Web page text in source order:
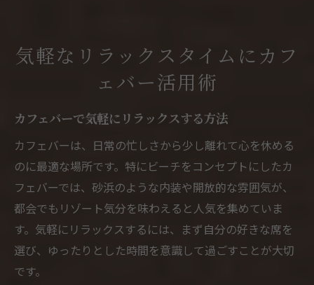
気軽なリラックスタイムにカフ
ェバー活用術
カフェバーで気軽にリラックスする方法
カフェバーは、日常の忙しさから少し離れて心を休める
のに最適な場所です。特にビーチをコンセプトにしたカ
フェバーでは、砂浜のような内装や開放的な雰囲気が、
都会でもリゾート気分を味わえると人気を集めていま
す。気軽にリラックスするには、まず自分の好きな席を
選び、ゆったりとした時間を意識して過ごすことが大切
です。